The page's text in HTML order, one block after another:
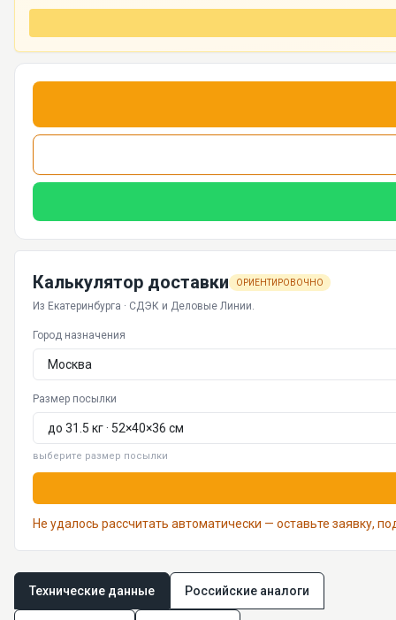
Калькулятор доставки ОРИЕНТИРОВОЧНО
Из Екатеринбурга · СДЭК и Деловые Линии.
Город назначения
Размер посылки
выберите размер посылки
Не удалось рассчитать автоматически — оставьте заявку,
Технические данные Российские аналоги